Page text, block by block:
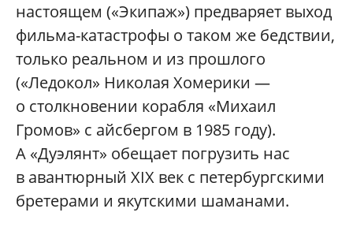
настоящем («Экипаж») предваряет выход
фильма-катастрофы о таком же бедствии,
только реальном и из прошлого
(«Ледокол» Николая Хомерики —
о столкновении корабля «Михаил
Громов» с айсбергом в 1985 году).
А «Дуэлянт» обещает погрузить нас
в авантюрный XIX век с петербургскими
бретерами и якутскими шаманами.